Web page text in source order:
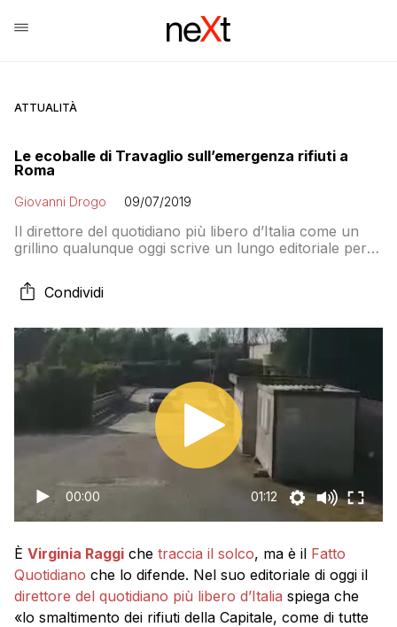
ATTUALITÀ
Le ecoballe di Travaglio sull’emergenza rifiuti a
Roma
Giovanni Drogo 09/07/2019
Il direttore del quotidiano più libero d’Italia come un
grillino qualunque oggi scrive un lungo editoriale per
piddi”. Speriamo almeno il Fatto venga stampato su
carta riciclata
Condividi
00:00 01:12
È Virginia Raggi che traccia il solco, ma è il Fatto
Quotidiano che lo difende. Nel suo editoriale di oggi il
direttore del quotidiano più libero d’Italia spiega che
«lo smaltimento dei rifiuti della Capitale, come di tutte